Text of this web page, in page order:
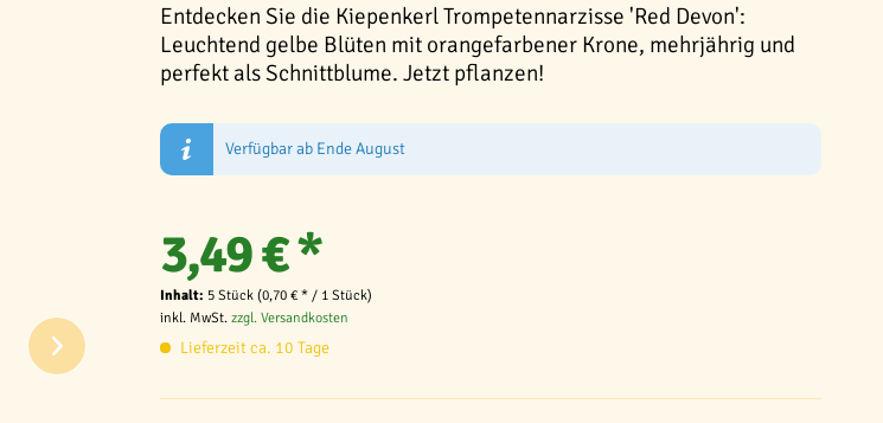
Entdecken Sie die Kiepenkerl Trompetennarzisse 'Red Devon':
Leuchtend gelbe Blüten mit orangefarbener Krone, mehrjährig und
perfekt als Schnittblume. Jetzt pflanzen!
Verfügbar ab Ende August
3,49 € *
Inhalt: 5 Stück (0,70 € * / 1 Stück)
inkl. MwSt. zzgl. Versandkosten
Lieferzeit ca. 10 Tage